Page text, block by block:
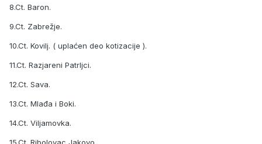
8.Ct. Baron.
9.Ct. Zabrežje.
10.Ct. Kovilj. ( uplaćen deo kotizacije ).
11.Ct. Razjareni Patrljci.
12.Ct. Sava.
13.Ct. Mlađa i Boki.
14.Ct. Viljamovka.